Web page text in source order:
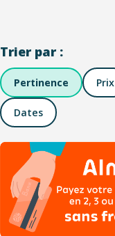
Trier par :
Pertinence Prix
Dates